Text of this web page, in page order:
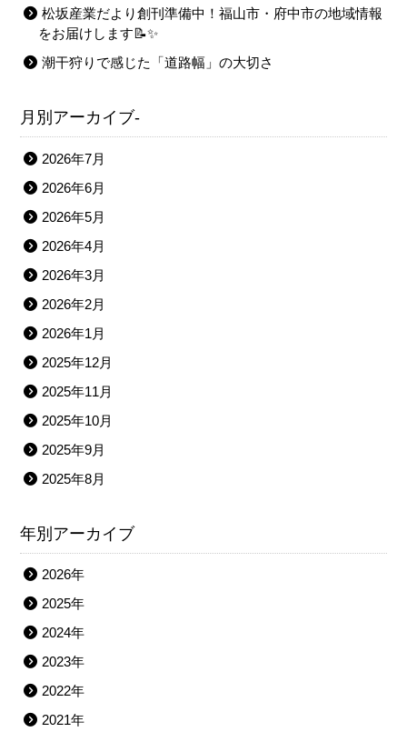
松坂産業だより創刊準備中！福山市・府中市の地域情報
をお届けします📝✨
潮干狩りで感じた「道路幅」の大切さ
月別アーカイブ-
2026年7月
2026年6月
2026年5月
2026年4月
2026年3月
2026年2月
2026年1月
2025年12月
2025年11月
2025年10月
2025年9月
2025年8月
年別アーカイブ
2026年
2025年
2024年
2023年
2022年
2021年